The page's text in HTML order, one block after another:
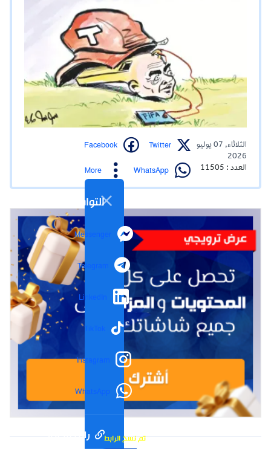
الثلاثاء, 07 يوليو
2026
العدد : 11505
Twitter
Facebook
WhatsApp
More
التواصل الاجتماعي
Messenger
Telegram
LinkedIn
TikTok
Instagram
WhatsApp
رابط مختصر تم نسخ الرابط